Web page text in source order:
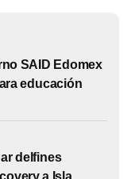
SAID Edomex
educación
delfines